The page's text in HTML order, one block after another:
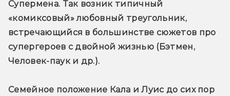
Супермена. Так возник типичный
«комиксовый» любовный треугольник,
встречающийся в большинстве сюжетов про
супергероев с двойной жизнью (Бэтмен,
Человек-паук и др.).
Семейное положение Кала и Луис до сих пор